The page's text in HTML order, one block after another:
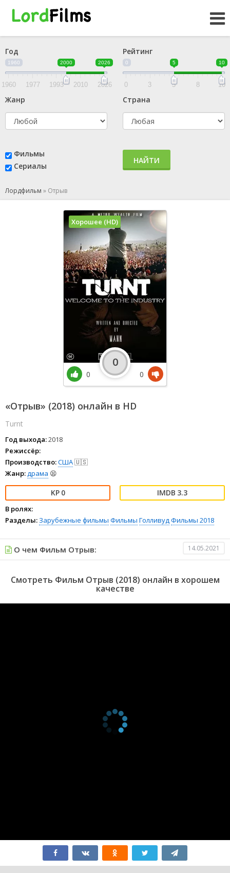
Год
1960 2000 2026
1960 1977 1993 2010 2026
Рейтинг
0 5 10
0 3 5 8 10
Жанр Страна
Фильмы
Сериалы
НАЙТИ
Лордфильм » Отрыв
«Отрыв» (2018) онлайн в HD
Turnt
Год выхода:2018
Режиссёр:
Производство:США🇺🇸
Жанр:драма 😫
0 3.3
В ролях:
Разделы: Зарубежные фильмы Фильмы ГолливудФильмы 2018
Хорошее (HD)
0
0
0
О чем Фильм Отрыв: 14.05.2021
Смотреть Фильм Отрыв (2018) онлайн в хорошем
качестве